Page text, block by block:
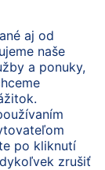
stránky
Kontakt